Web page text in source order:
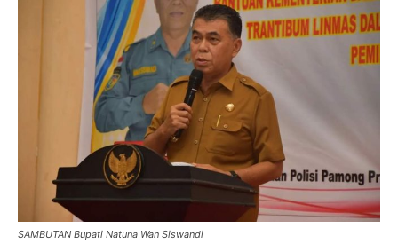
SAMBUTAN Bupati Natuna Wan Siswandi